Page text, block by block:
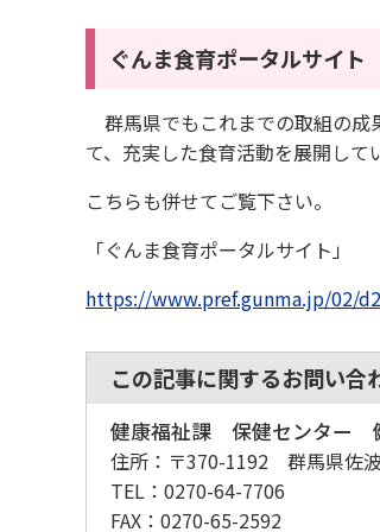
ぐんま食育ポータルサイト
群馬県でもこれまでの取組の成
て、充実した食育活動を展開して
こちらも併せてご覧下さい。
「ぐんま食育ポータルサイト」
https://www.pref.gunma.jp/02/
この記事に関するお問い合
健康福祉課 保健センター
住所： 〒370-1192 群馬県佐
TEL： 0270-64-7706
FAX： 0270-65-2592